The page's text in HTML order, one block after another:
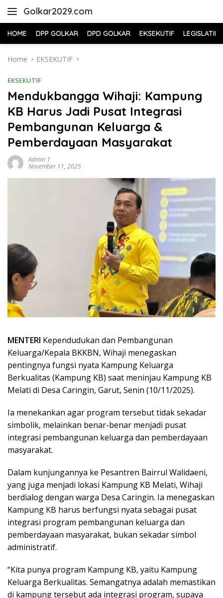
Golkar2029.com
HOME DPP GOLKAR DPD GOLKAR EKSEKUTIF LEGISLATIF
Home EKSEKUTIF
EKSEKUTIF
Mendukbangga Wihaji: Kampung
KB Harus Jadi Pusat Integrasi
Pembangunan Keluarga &
Pemberdayaan Masyarakat
Admin 1
November 11, 2025
MENTERI Kependudukan dan Pembangunan
Keluarga/Kepala BKKBN, Wihaji menegaskan
pentingnya fungsi nyata Kampung Keluarga
Berkualitas (Kampung KB) saat meninjau Kampung KB
Melati di Desa Caringin, Garut, Senin (10/11/2025).
Ia menekankan agar program tersebut tidak sekadar
simbolik, melainkan benar-benar menjadi pusat
integrasi pembangunan keluarga dan pemberdayaan
masyarakat.
Dalam kunjungannya ke Pesantren Bairrul Walidaeni,
yang juga menjadi lokasi Kampung KB Melati, Wihaji
berdialog dengan warga Desa Caringin. Ia menegaskan
Kampung KB harus berfungsi nyata sebagai pusat
integrasi program pembangunan keluarga dan
pemberdayaan masyarakat, bukan sekadar simbol
administratif.
“Kita punya program Kampung KB, yaitu Kampung
Keluarga Berkualitas. Semangatnya adalah memastikan
di kampung tersebut ada integrasi program, supaya